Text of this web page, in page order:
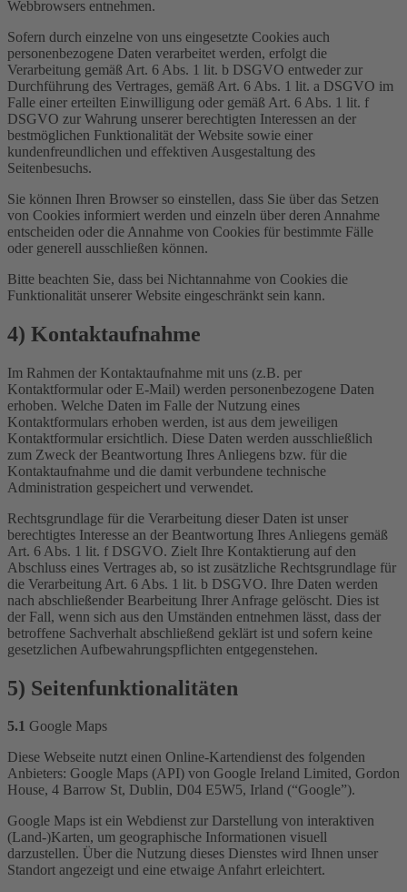
Webbrowsers entnehmen.
Sofern durch einzelne von uns eingesetzte Cookies auch
personenbezogene Daten verarbeitet werden, erfolgt die
Verarbeitung gemäß Art. 6 Abs. 1 lit. b DSGVO entweder zur
Durchführung des Vertrages, gemäß Art. 6 Abs. 1 lit. a DSGVO im
Falle einer erteilten Einwilligung oder gemäß Art. 6 Abs. 1 lit. f
DSGVO zur Wahrung unserer berechtigten Interessen an der
bestmöglichen Funktionalität der Website sowie einer
kundenfreundlichen und effektiven Ausgestaltung des
Seitenbesuchs.
Sie können Ihren Browser so einstellen, dass Sie über das Setzen
von Cookies informiert werden und einzeln über deren Annahme
entscheiden oder die Annahme von Cookies für bestimmte Fälle
oder generell ausschließen können.
Bitte beachten Sie, dass bei Nichtannahme von Cookies die
Funktionalität unserer Website eingeschränkt sein kann.
4) Kontaktaufnahme
Im Rahmen der Kontaktaufnahme mit uns (z.B. per
Kontaktformular oder E-Mail) werden personenbezogene Daten
erhoben. Welche Daten im Falle der Nutzung eines
Kontaktformulars erhoben werden, ist aus dem jeweiligen
Kontaktformular ersichtlich. Diese Daten werden ausschließlich
zum Zweck der Beantwortung Ihres Anliegens bzw. für die
Kontaktaufnahme und die damit verbundene technische
Administration gespeichert und verwendet.
Rechtsgrundlage für die Verarbeitung dieser Daten ist unser
berechtigtes Interesse an der Beantwortung Ihres Anliegens gemäß
Art. 6 Abs. 1 lit. f DSGVO. Zielt Ihre Kontaktierung auf den
Abschluss eines Vertrages ab, so ist zusätzliche Rechtsgrundlage für
die Verarbeitung Art. 6 Abs. 1 lit. b DSGVO. Ihre Daten werden
nach abschließender Bearbeitung Ihrer Anfrage gelöscht. Dies ist
der Fall, wenn sich aus den Umständen entnehmen lässt, dass der
betroffene Sachverhalt abschließend geklärt ist und sofern keine
gesetzlichen Aufbewahrungspflichten entgegenstehen.
5) Seitenfunktionalitäten
5.1 Google Maps
Diese Webseite nutzt einen Online-Kartendienst des folgenden
Anbieters: Google Maps (API) von Google Ireland Limited, Gordon
House, 4 Barrow St, Dublin, D04 E5W5, Irland (“Google”).
Google Maps ist ein Webdienst zur Darstellung von interaktiven
(Land-)Karten, um geographische Informationen visuell
darzustellen. Über die Nutzung dieses Dienstes wird Ihnen unser
Standort angezeigt und eine etwaige Anfahrt erleichtert.